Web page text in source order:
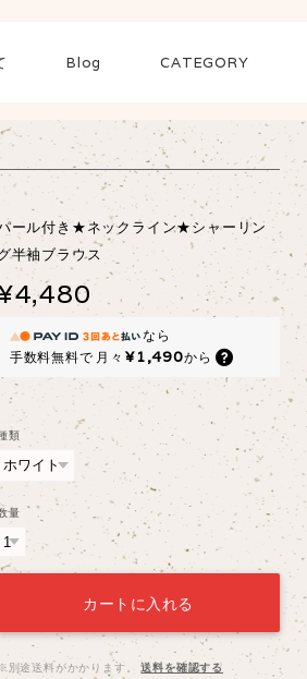
Blog CATEGORY
ール付き★ネックライン★シャーリン
半袖ブラウス
なら
手数料無料で 月々 ¥1,490から
類
量
カートに入れる
別途送料がかかります。 送料を確認する